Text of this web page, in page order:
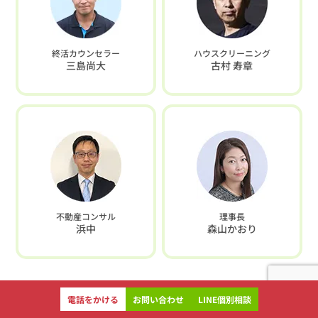
終活カウンセラー
三島尚大
ハウスクリーニング
古村 寿章
不動産コンサル
浜中
理事長
森山かおり
専門家のご紹介
電話をかける お問い合わせ LINE個別相談